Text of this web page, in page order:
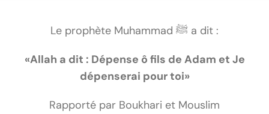
Le prophète Muhammad ﷺ a dit :
«Allah a dit : Dépense ô fils de Adam et Je
dépenserai pour toi»
Rapporté par Boukhari et Mouslim